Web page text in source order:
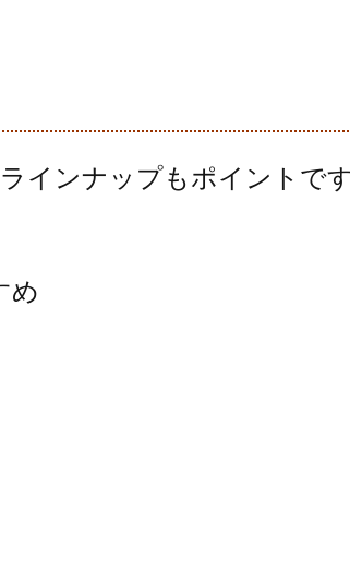
インナップもポイントで
め